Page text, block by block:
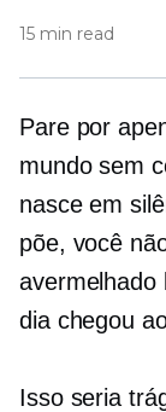
15 min read
Pare por
mundo sem
nasce em
põe, você
avermelhado
dia chegou
Isso seria